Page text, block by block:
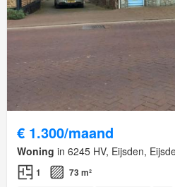
€ 1.300/maand
Woning in 6245 HV, Eijsden,
1 73 m²